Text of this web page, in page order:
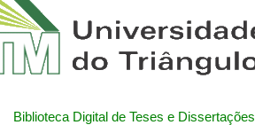
Biblioteca Digital de Teses e Dissertações